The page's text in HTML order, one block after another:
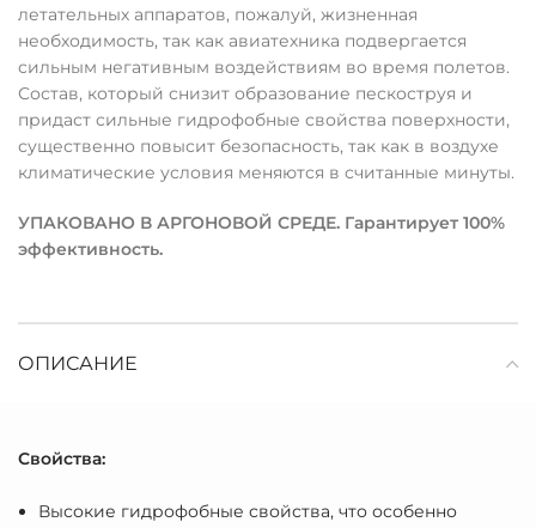
летательных аппаратов, пожалуй, жизненная
необходимость, так как авиатехника подвергается
сильным негативным воздействиям во время полетов.
Состав, который снизит образование пескоструя и
придаст сильные гидрофобные свойства поверхности,
существенно повысит безопасность, так как в воздухе
климатические условия меняются в считанные минуты.
УПАКОВАНО В АРГОНОВОЙ СРЕДЕ. Гарантирует 100%
эффективность.
ОПИСАНИЕ
Свойства:
Высокие гидрофобные свойства, что особенно